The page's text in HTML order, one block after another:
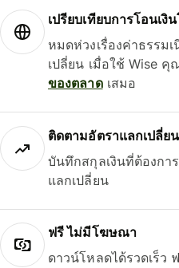
เปรียบเทียบการโอนเงิ
หมดห่วงเรื่องค่าธรรม
เปลี่ยน เมื่อใช้ Wise คุ
ของตลาดเสมอ
ติดตามอัตราแลกเปลี่ย
บันทึกสกุลเงินที่ต้องกา
แลกเปลี่ยน
ฟรี ไม่มีโฆษณา
ดาวน์โหลดได้รวดเร็